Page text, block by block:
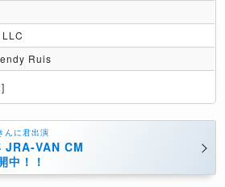
Ruis
んに君出演
JRA-VAN CM
中！！